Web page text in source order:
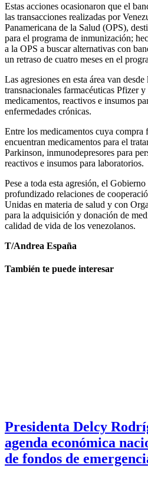
Estas acciones ocasionaron que el
las transacciones realizadas por
Panamericana de la Salud (OPS),
para el programa de inmunización;
a la OPS a buscar alternativas con
un retraso de cuatro meses en el
Las agresiones en esta área van
transnacionales farmacéuticas Pfizer
medicamentos, reactivos e insumos
enfermedades crónicas.
Entre los medicamentos cuya compra
encuentran medicamentos para el
Parkinson, inmunodepresores para
reactivos e insumos para laboratorios.
Pese a toda esta agresión, el
profundizado relaciones de
Unidas en materia de salud y con
para la adquisición y donación de
calidad de vida de los venezolanos.
T/Andrea España
También te puede interesar
Presidenta Delcy
agenda económica
de fondos de